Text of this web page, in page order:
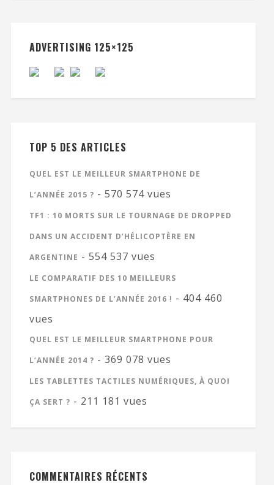
ADVERTISING 125×125
TOP 5 DES ARTICLES
QUEL EST LE MEILLEUR SMARTPHONE DE
L’ANNÉE 2015 ? - 570 574 vues
TF1 : 10 MORTS SUR LE TOURNAGE DE DROPPED
DANS UN ACCIDENT D’HÉLICOPTÈRE EN
ARGENTINE - 554 537 vues
LE COMPARATIF DES 10 MEILLEURS
SMARTPHONES DE L’ANNÉE 2016 ! - 404 460
vues
QUEL EST LE MEILLEUR SMARTPHONE POUR
L’ANNÉE 2014 ? - 369 078 vues
LES TABLETTES TACTILES NUMÉRIQUES, À QUOI
ÇA SERT ? - 211 181 vues
COMMENTAIRES RÉCENTS